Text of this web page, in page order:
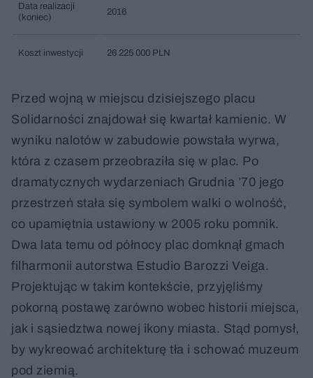
Data realizacji
(koniec)
2016
Koszt inwestycji 26 225 000 PLN
Przed wojną w miejscu dzisiejszego placu
Solidarności znajdował się kwartał kamienic. W
wyniku nalotów w zabudowie powstała wyrwa,
która z czasem przeobraziła się w plac. Po
dramatycznych wydarzeniach Grudnia ’70 jego
przestrzeń stała się symbolem walki o wolność,
co upamiętnia ustawiony w 2005 roku pomnik.
Dwa lata temu od północy plac domknął gmach
filharmonii autorstwa Estudio Barozzi Veiga.
Projektując w takim kontekście, przyjęliśmy
pokorną postawę zarówno wobec historii miejsca,
jak i sąsiedztwa nowej ikony miasta. Stąd pomysł,
by wykreować architekturę tła i schować muzeum
pod ziemią.